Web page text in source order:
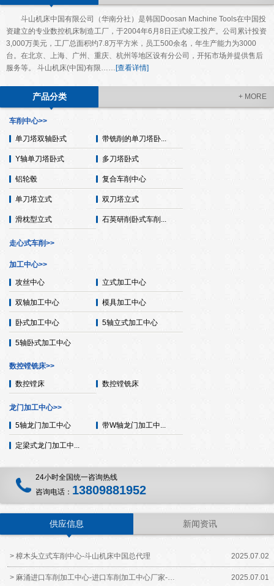
斗山机床中国有限公司（华南分社）是韩国Doosan Machine Tools在中国投
资建立的专业数控机床制造工厂，于2004年6月8日正式竣工投产。公司累计投资
3,000万美元，工厂总面积约7.8万平方米，员工500余名，年生产能力为3000
台。在北京、上海、广州、重庆、杭州等地区设有分公司，开拓市场并提供售后
服务等。 斗山机床(中国)有限…… [查看详情]
+ MORE
产品分类
车削中心>>
单刀塔双轴卧式 带铣削的单刀塔卧...
Y轴单刀塔卧式 多刀塔卧式
铝轮毂 复合车削中心
单刀塔立式 双刀塔立式
滑枕型立式 石英研削卧式车削...
走心式车削>>
加工中心>>
攻丝中心 立式加工中心
双轴加工中心 模具加工中心
卧式加工中心 5轴立式加工中心
5轴卧式加工中心
数控镗铣床>>
数控镗床 数控镗铣床
龙门加工中心>>
5轴龙门加工中心 带W轴龙门加工中...
定梁式龙门加工中...
24小时全国统一咨询热线
咨询电话： 13809881952
供应信息 新闻资讯
2025.07.02
> 樟木头立式车削中心-斗山机床中国总代理
2025.07.01
> 麻涌进口车削加工中心-进口车削加工中心厂家-…